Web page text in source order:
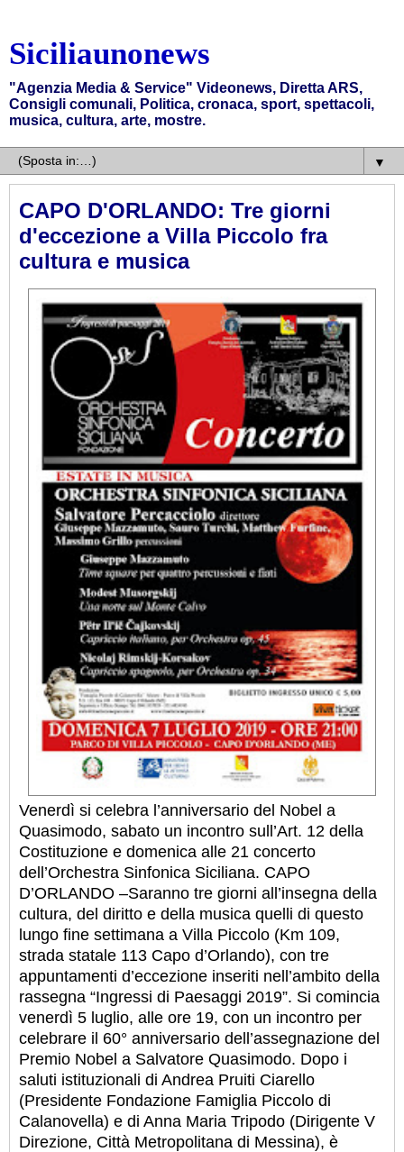
Siciliaunonews
"Agenzia Media & Service" Videonews, Diretta ARS,
Consigli comunali, Politica, cronaca, sport, spettacoli,
musica, cultura, arte, mostre.
▼
CAPO D'ORLANDO: Tre giorni
d'eccezione a Villa Piccolo fra
cultura e musica
Venerdì si celebra l’anniversario del Nobel a
Quasimodo, sabato un incontro sull’Art. 12 della
Costituzione e domenica alle 21 concerto
dell’Orchestra Sinfonica Siciliana. CAPO
D’ORLANDO –Saranno tre giorni all’insegna della
cultura, del diritto e della musica quelli di questo
lungo fine settimana a Villa Piccolo (Km 109,
strada statale 113 Capo d’Orlando), con tre
appuntamenti d’eccezione inseriti nell’ambito della
rassegna “Ingressi di Paesaggi 2019”. Si comincia
venerdì 5 luglio, alle ore 19, con un incontro per
celebrare il 60° anniversario dell’assegnazione del
Premio Nobel a Salvatore Quasimodo. Dopo i
saluti istituzionali di Andrea Pruiti Ciarello
(Presidente Fondazione Famiglia Piccolo di
Calanovella) e di Anna Maria Tripodo (Dirigente V
Direzione, Città Metropolitana di Messina), è